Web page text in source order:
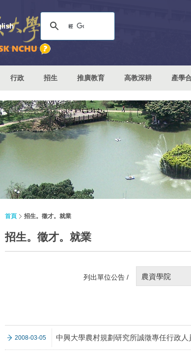
行政 招生 推廣教育 高教深耕 產學
首頁 招生。徵才。就業
招生。徵才。就業
列出單位公告 / 農資學院
2008-03-05 中興大學農村規劃研究所誠徵專任行政人